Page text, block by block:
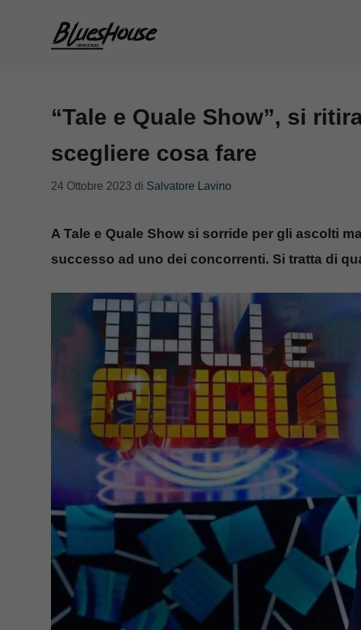
“Tale e Quale Show”, si
scegliere cosa fare
24 Ottobre 2023 di Salvatore Lavino
A Tale e Quale Show si sorride per gli ascolti
successo ad uno dei concorrenti. Si tratta di